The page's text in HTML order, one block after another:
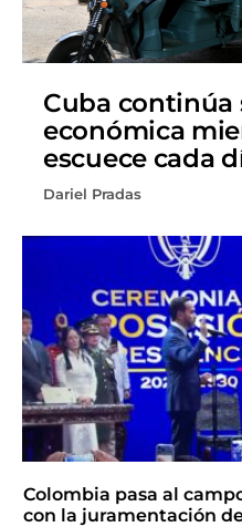
Cuba continúa
económica
escuece cada
Dariel Pradas
Colombia pasa al
con la juramentación